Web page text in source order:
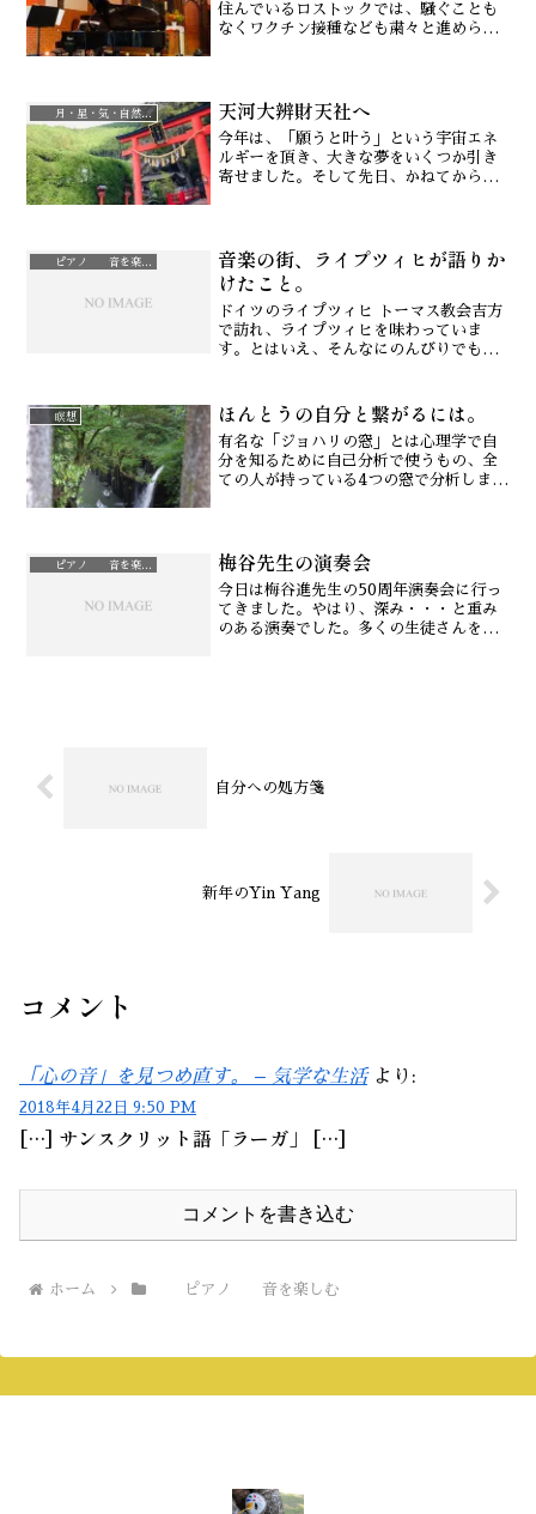
住んでいるロストックでは、騒ぐことも
なくワクチン接種なども粛々と進めら
楽コンクールがあり、娘のバ...
月・星・気・自然治癒力 天河大辨財天社へ
今年は、「願うと叶う」という宇宙エネ
ルギーを頂き、大きな夢をいくつか引き
寄せました。そして先日、かねてから望
出来ない神社」として有名...
音楽の街、ライプツィヒが語りか
けたこと。
ドイツのライプツィヒ トーマス教会吉方
で訪れ、ライプツィヒを味わっていま
す。とはいえ、そんなにのんびりでもな
建。バッハが1723年にトーマス教会少年
合唱団の音楽監督カ...
瞑想 ほんとうの自分と繋がるには。
有名な「ジョハリの窓」とは心理学で自
分を知るために自己分析で使うもの、全
ての人が持っている4つの窓で分析しま
を持っています。この四...
梅谷先生の演奏会
今日は梅谷進先生の50周年演奏会に行っ
てきました。やはり、深み・・・と重み
のある演奏でした。多くの生徒さんを持
自分への処方箋
新年のYin Yang
コメント
「心の音」を見つめ直す。 – 気学な生活 より:
2018年4月22日 9:50 PM
[…] サンスクリット語「ラーガ」 […]
コメントを書き込む
ホーム ピアノ 音を楽しむ